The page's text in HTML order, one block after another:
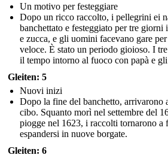
Un motivo per festeggiare
Dopo un ricco raccolto, i pellegrini ei
banchettato e festeggiato per tre
e zucca, e gli uomini facevano gare
veloce. È stato un periodo gioioso. I
il tempo intorno al fuoco con papà e
Gleiten: 5
Nuovi inizi
Dopo la fine del banchetto, arrivarono
cibo. Squanto morì nel settembre del
piogge nel 1623, i raccolti tornarono
espandersi in nuove borgate.
Gleiten: 6